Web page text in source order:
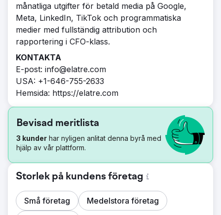
månatliga utgifter för betald media på Google,
Meta, LinkedIn, TikTok och programmatiska
medier med fullständig attribution och
rapportering i CFO-klass.
KONTAKTA
E-post: info@elatre.com
USA: +1-646-755-2633
Hemsida: https://elatre.com
Bevisad meritlista
3 kunder har nyligen anlitat denna byrå med
hjälp av vår plattform.
Storlek på kundens företag
Små företag
Medelstora företag